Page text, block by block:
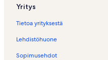
–
a
r
A
l
Yritys
Tietoa yrityksestä
Lehdistöhuone
Sopimusehdot